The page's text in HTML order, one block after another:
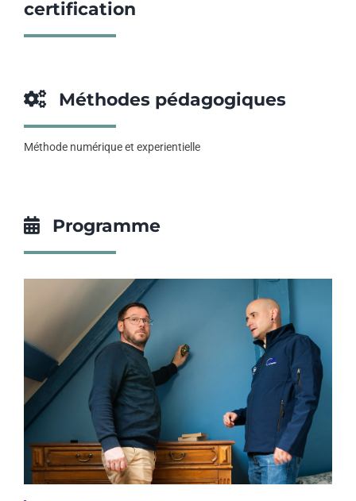
certification
Méthodes pédagogiques
Méthode numérique et experientielle
Programme